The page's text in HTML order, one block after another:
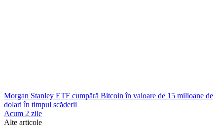
Morgan Stanley ETF cumpără Bitcoin în valoare de 15 milioane de
dolari în timpul scăderii
Acum 2 zile
Alte articole